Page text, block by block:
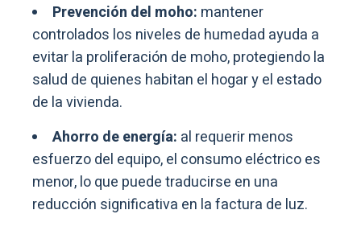
Prevención del moho: mantener
controlados los niveles de humedad ayuda a
evitar la proliferación de moho, protegiendo la
salud de quienes habitan el hogar y el estado
de la vivienda.
Ahorro de energía: al requerir menos
esfuerzo del equipo, el consumo eléctrico es
menor, lo que puede traducirse en una
reducción significativa en la factura de luz.